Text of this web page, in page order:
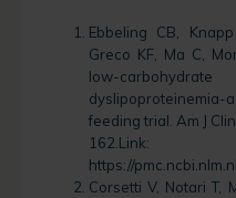
Ebbeling CB,
Greco KF, Ma C,
low-
feeding trial. Am J
162.Link:
https://
Corsetti V, Notari T,